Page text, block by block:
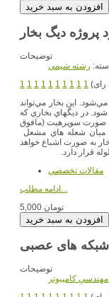
پروژه دیگ بخار
توضیحات
رشته شيمي
1 1 1 1 1 1 1 1 1 1
اين بخار مي‌تواند
در ديگهاي بخاري كه
به صورت سوپرهيت (مافوق
ميان شعله هاي مشعل
به صورت اشباع خواهد
قرار دارد.
مقالات تخصصي
5,000 تومان
شبکه های عصبی
توضیحات
کامپيوتر